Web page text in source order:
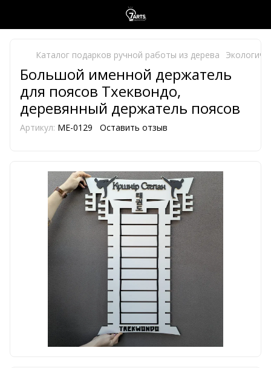
Каталог подарков ручной работы из дерева
Большой именной держатель
для поясов Тхеквондо,
деревянный держатель поясов
Артикул: ME-0129 Оставить отзыв